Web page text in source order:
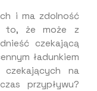
i ma zdolność
to, że może z
czekającą
ładunkiem
na
przypływu?